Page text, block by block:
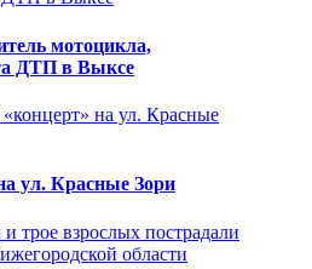
мотоцикла,
ДТП в Выксе
ул. Красные Зори